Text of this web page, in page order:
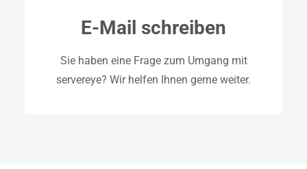
E-Mail schreiben
Sie haben eine Frage zum Umgang mit
servereye? Wir helfen Ihnen gerne weiter.